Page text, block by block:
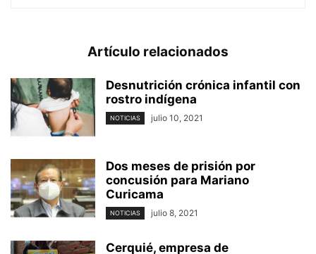
Artículo relacionados
Desnutrición crónica infantil con
rostro indígena
NOTICIAS julio 10, 2021
Dos meses de prisión por
concusión para Mariano
Curicama
NOTICIAS julio 8, 2021
Cerquié, empresa de